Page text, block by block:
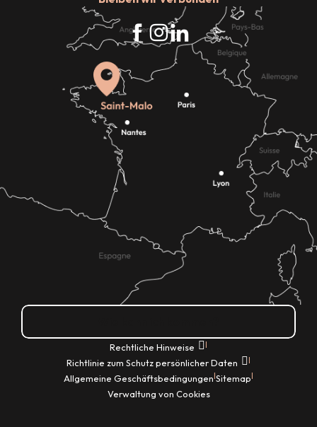
Rechtliche Hinweise |
Richtlinie zum Schutz persönlicher Daten |
Allgemeine Geschäftsbedingungen|Sitemap|
Verwaltung von Cookies